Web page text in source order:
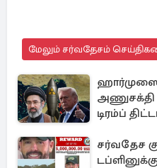
மேலும் சர்வதேசம்
ஹார்முஸை
டிரம்ப்
சர்வதேச